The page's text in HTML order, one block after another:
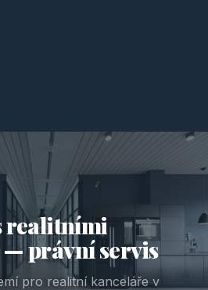
realitními
právní servis
pro realitní kanceláře v